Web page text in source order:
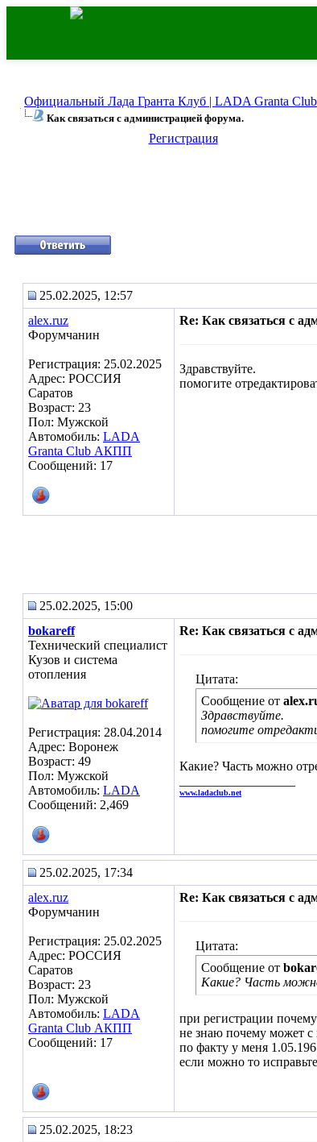
Официальный Лада Гранта Клуб | LADA Granta Club
Как связаться с администрацией форума.
Регистрация
25.02.2025, 12:57
alex.ruz
Форумчанин
Регистрация: 25.02.2025
Адрес: РОССИЯ
Саратов
Возраст: 23
Пол: Мужской
Автомобиль: LADA
Granta Club АКПП
Сообщений: 17
Re: Как связаться с
Здравствуйте.
помогите
25.02.2025, 15:00
bokareff
Технический специалист
Кузов и система
отопления
Регистрация: 28.04.2014
Адрес: Воронеж
Возраст: 49
Пол: Мужской
Автомобиль: LADA
Сообщений: 2,469
Re: Как связаться с
Цитата:
Сообщение от
Здравствуйте.
помогите
Какие? Часть можно
www.ladaclub.net
25.02.2025, 17:34
alex.ruz
Форумчанин
Регистрация: 25.02.2025
Адрес: РОССИЯ
Саратов
Возраст: 23
Пол: Мужской
Автомобиль: LADA
Granta Club АКПП
Сообщений: 17
Re: Как связаться с
Цитата:
Сообщение от
Какие? Часть
при регистрации
не знаю почему может с
по факту у меня
если можно то
25.02.2025, 18:23